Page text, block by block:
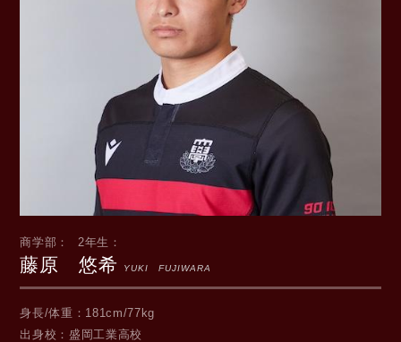
商学部 2年生
藤原 悠希 YUKI FUJIWARA
身長/体重
181cm/77kg
出身校
盛岡工業高校